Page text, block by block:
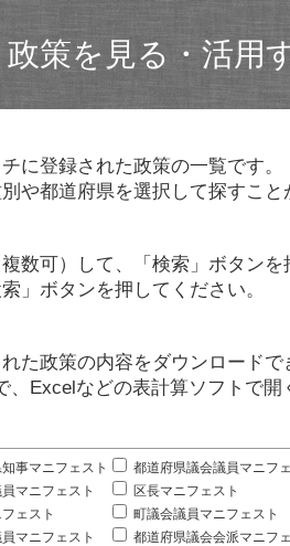
政策を見る・活用
に登録された政策の一覧です。
や都道府県を選択して探すこと
数可）して、「検索」ボタンを
」ボタンを押してください。
た政策の内容をダウンロードで
、Excelなどの表計算ソフトで
事マニフェスト 都道府県議会議員マニフ
マニフェスト
区長マニフェスト
ェスト
町議会議員マニフェスト
マニフェスト
都道府県議会会派マニフ